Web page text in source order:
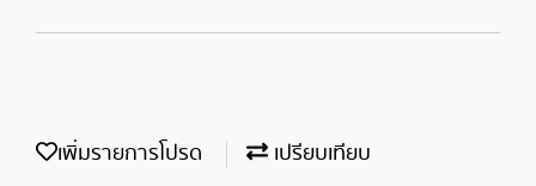
เพิ่มรายการโปรด เปรียบเทียบ